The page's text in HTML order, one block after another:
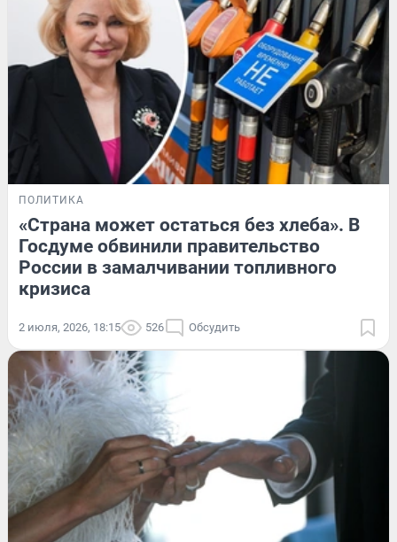
ПОЛИТИКА
«Страна может остаться без хлеба». В
Госдуме обвинили правительство
России в замалчивании топливного
кризиса
2 июля, 2026, 18:15 526 Обсудить